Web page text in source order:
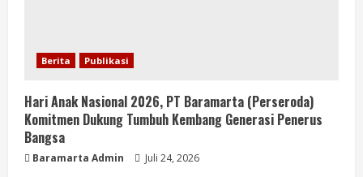
Berita Publikasi
Hari Anak Nasional 2026, PT Baramarta (Perseroda)
Komitmen Dukung Tumbuh Kembang Generasi Penerus
Bangsa
Baramarta Admin Juli 24, 2026